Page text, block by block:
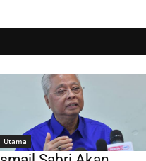
Utama